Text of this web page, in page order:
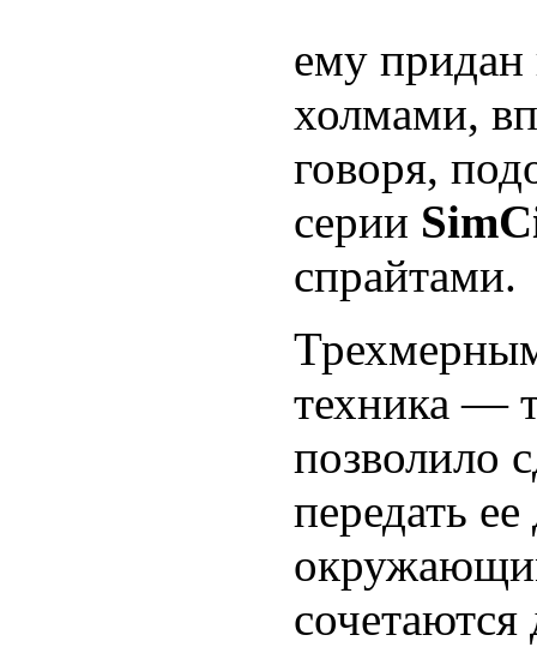
ему придан
холмами,
говоря,
серии
спрайтами.
техника —
позволило
передать
сочетаются